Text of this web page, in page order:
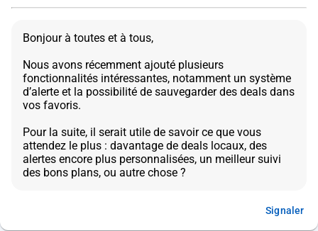
Bonjour à toutes et à tous,
Nous avons récemment ajouté plusieurs
fonctionnalités intéressantes, notamment un système
d’alerte et la possibilité de sauvegarder des deals dans
vos favoris.
Pour la suite, il serait utile de savoir ce que vous
attendez le plus : davantage de deals locaux, des
alertes encore plus personnalisées, un meilleur suivi
Signaler